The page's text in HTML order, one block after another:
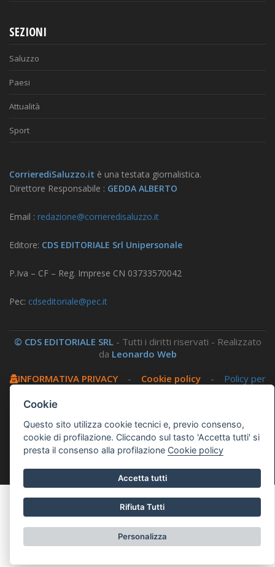
SEZIONI
Saluzzo
Paesi
Attualità
Sport
CorrierediSaluzzo.it è una testata giornalistica.
Direttore Responsabile : GEDDA ALBERTO
Email : redazione@corrieredisaluzzo.it
Editore: CDS EDITORIALE Srl Unipersonale
P.Iva – CF – Reg. Imprese CN 03733570042
Pec: cdseditoriale@pec.it
© CDS EDITORIALE SRL - Tutti i diritti riservati - Realizzato
da Leonardo Web
INFORMATIVA PRIVACY- Cookie policy- Policy per
Questo sito utilizza, nella versione per UTENTI CON
DISLESSIA,Biancoenero ®, una font italiana ad Alta
Cookie
Questo sito utilizza cookie tecnici e, previo consenso,
cookie di profilazione. Cliccando sul tasto 'Accetta tutti' si
presta il consenso alla profilazione Cookie policy
Accetta tutti
Rifiuta Tutti
Personalizza